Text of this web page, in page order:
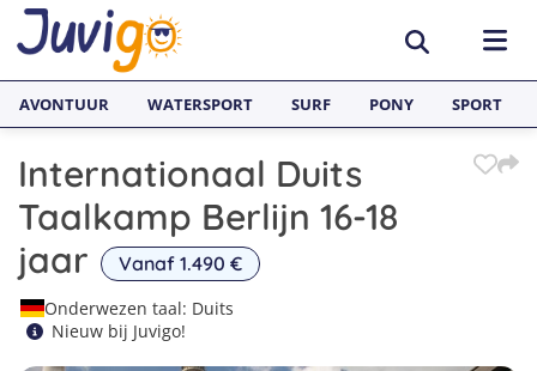
ACTIVITEITEN
Avonturenkampen
Watersportkampen
BESTEMMINGEN
Nederland
België
TAALVAKANTIES
AVONTUUR WATERSPORT SURF PONY SPORT
Internationaal Duits
Taalkamp Berlijn 16-18
jaar
Vanaf 1.490 €
Onderwezen taal: Duits
Nieuw bij Juvigo!